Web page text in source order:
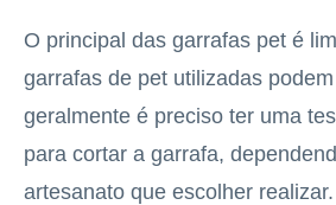
O principal das garrafas pet é
garrafas de pet utilizadas
geralmente é preciso ter uma
para cortar a garrafa,
artesanato que escolher realizar.